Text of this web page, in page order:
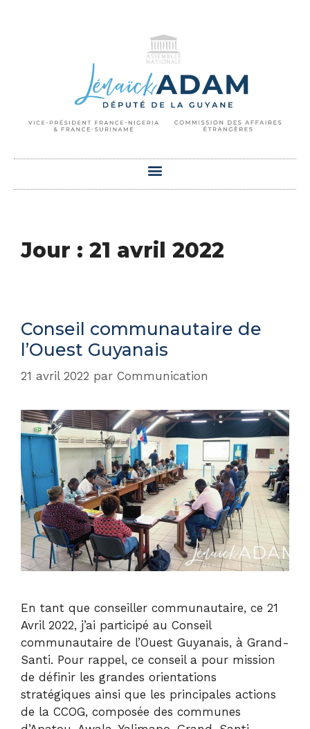
Jour : 21 avril 2022
Conseil communautaire de
l’Ouest Guyanais
21 avril 2022 par Communication
En tant que conseiller communautaire, ce 21
Avril 2022, j’ai participé au Conseil
communautaire de l’Ouest Guyanais, à Grand-
Santi. Pour rappel, ce conseil a pour mission
de définir les grandes orientations
stratégiques ainsi que les principales actions
de la CCOG, composée des communes